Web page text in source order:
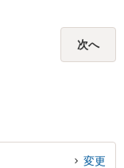
した
の無
次へ
変更